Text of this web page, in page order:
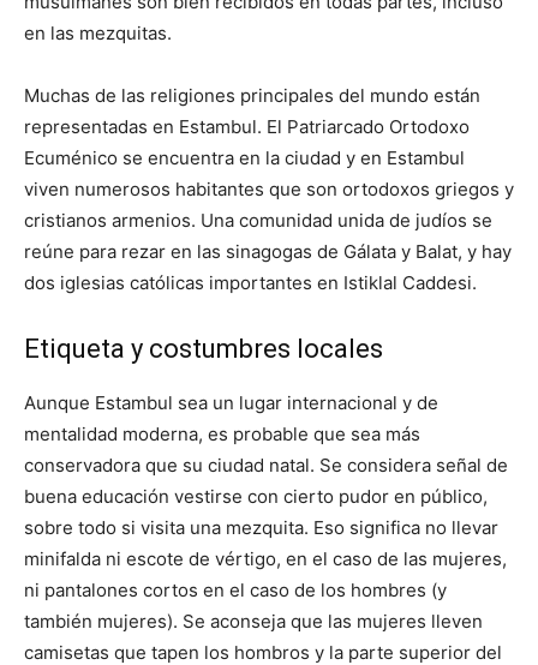
en las mezquitas.
Muchas de las religiones principales del mundo están
representadas en Estambul. El Patriarcado Ortodoxo
Ecuménico se encuentra en la ciudad y en Estambul
viven numerosos habitantes que son ortodoxos griegos y
cristianos armenios. Una comunidad unida de judíos se
reúne para rezar en las sinagogas de Gálata y Balat, y hay
dos iglesias católicas importantes en Istiklal Caddesi.
Etiqueta y costumbres locales
Aunque Estambul sea un lugar internacional y de
mentalidad moderna, es probable que sea más
conservadora que su ciudad natal. Se considera señal de
buena educación vestirse con cierto pudor en público,
sobre todo si visita una mezquita. Eso significa no llevar
minifalda ni escote de vértigo, en el caso de las mujeres,
ni pantalones cortos en el caso de los hombres (y
también mujeres). Se aconseja que las mujeres lleven
camisetas que tapen los hombros y la parte superior del